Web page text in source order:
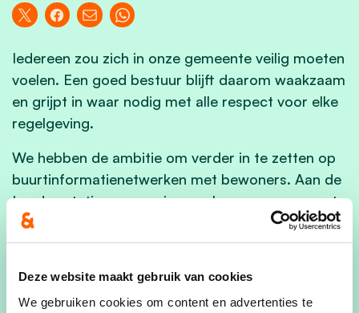
Deze website maakt gebruik van cookies
We gebruiken cookies om content en advertenties te
Iedereen zou zich in onze gemeente veilig moeten
voelen. Een goed bestuur blijft daarom waakzaam
en grijpt in waar nodig met alle respect voor elke
regelgeving.
We hebben de ambitie om verder in te zetten op
buurtinformatienetwerken met bewoners. Aan de
Leedse stationsomgeving werken we samen met
politie en NMBS verder aan preventieve acties in
het kader van fietsdiefstallen. Laat ons van Lede
voelt.